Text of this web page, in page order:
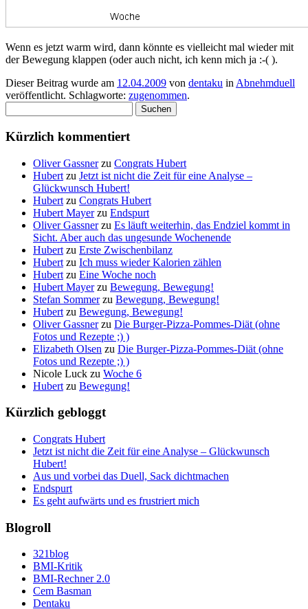
Wenn es jetzt warm wird, dann könnte es vielleicht mal wieder mit
der Bewegung klappen (oder auch nicht, ich kenn mich ja :-( ).
Dieser Beitrag wurde am 12.04.2009 von dentaku in Abnehmduell
veröffentlicht. Schlagworte: zugenommen.
nach:
Kürzlich kommentiert
Oliver Gassnerzu Congrats Hubert
Hubert zu Jetzt ist nicht die Zeit für eine Analyse –
Glückwunsch Hubert!
Hubert zu Congrats Hubert
Hubert Mayerzu Endspurt
Oliver Gassnerzu Es läuft weiterhin, das Endziel kommt in
Sicht. Aber auch das ungesunde Wochenende
Hubert zu Erste Zwischenbilanz
Hubert zu Ich muss wieder Kalorien zählen
Hubert zu Eine Woche noch
Hubert Mayerzu Bewegung, Bewegung!
Stefan Sommerzu Bewegung, Bewegung!
Hubert zu Bewegung, Bewegung!
Oliver Gassnerzu Die Burger-Pizza-Pommes-Diät (ohne
Fotos und Rezepte ;) )
Elizabeth Olsen zu Die Burger-Pizza-Pommes-Diät (ohne
Fotos und Rezepte ;) )
Nicole Luck zu Woche 6
Hubert zu Bewegung!
Kürzlich gebloggt
Congrats Hubert
Jetzt ist nicht die Zeit für eine Analyse – Glückwunsch
Hubert!
Aus und vorbei das Duell, Sack dichtmachen
Endspurt
Es geht aufwärts und es frustriert mich
Blogroll
321blog
BMI-Kritik
BMI-Rechner 2.0
Cem Basman
Dentaku